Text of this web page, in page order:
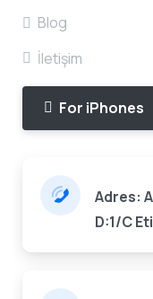
Blog
İletişim
For iPhones
Adres:
D:1/C